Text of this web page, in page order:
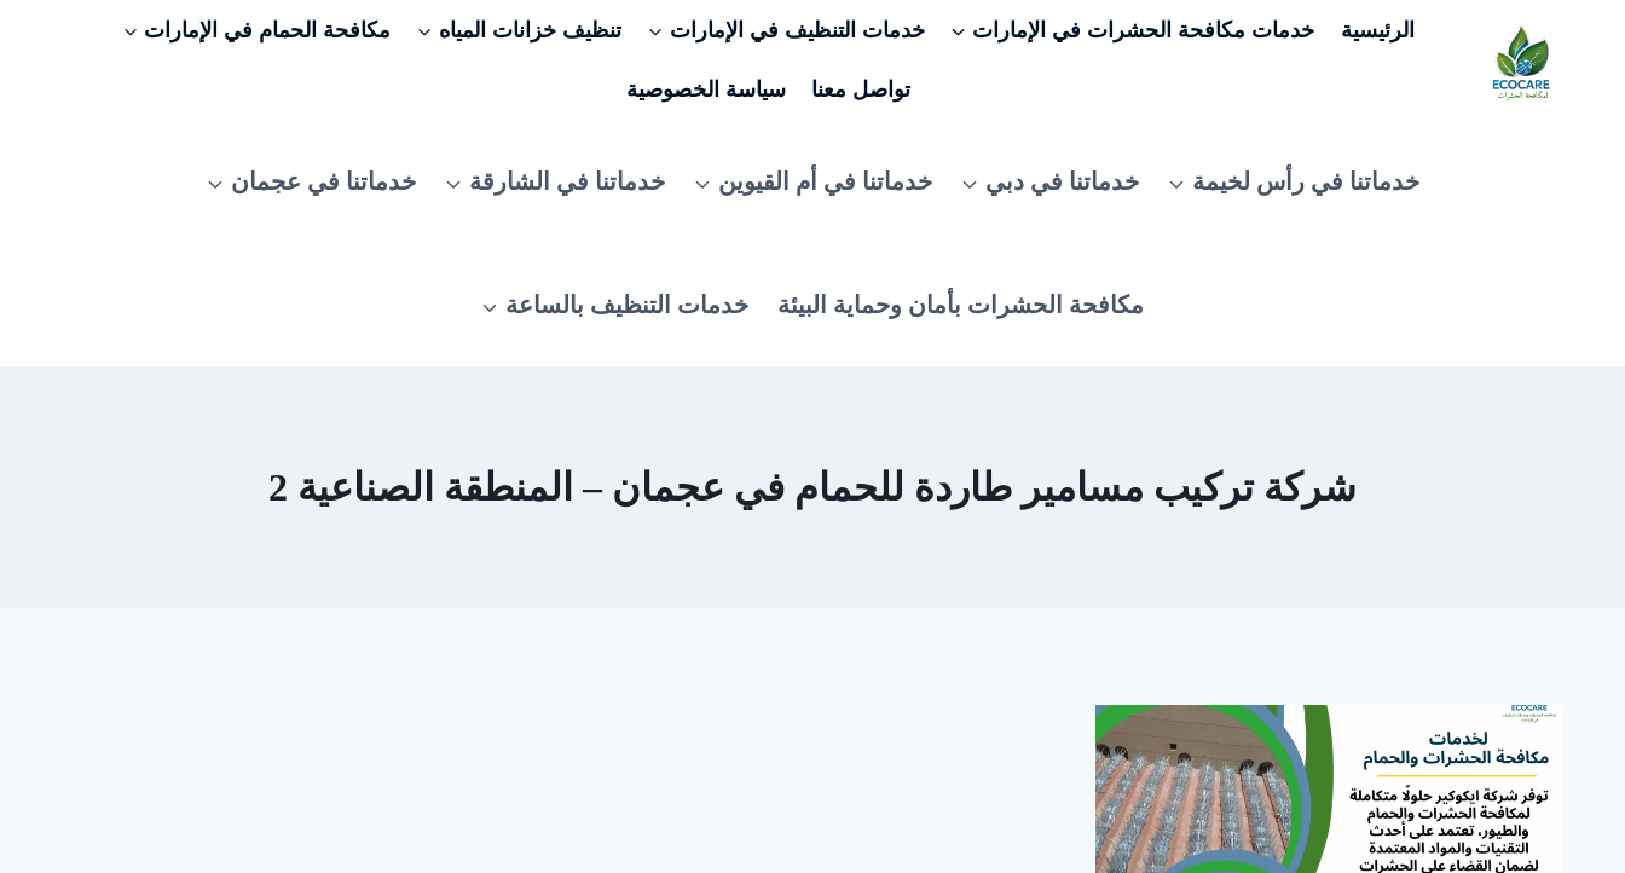
المحتوى
الرئيسية خدمات مكافحة الحشرات في الإمارات خدمات التنظيف في الإمارات تنظيف خزانات المياه مكافحة الحمام في الإمارات
تواصل معنا سياسة الخصوصية
خدماتنا في رأس لخيمة خدماتنا في دبي خدماتنا في أم القيوين خدماتنا في الشارقة خدماتنا في عجمان
مكافحة الحشرات بأمان وحماية البيئة خدمات التنظيف بالساعة
شركة تركيب مسامير طاردة للحمام في عجمان – المنطقة الصناعية 2